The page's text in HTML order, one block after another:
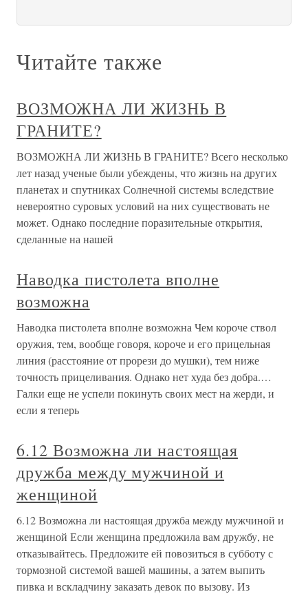
Читайте также
ВОЗМОЖНА ЛИ ЖИЗНЬ В
ГРАНИТЕ?
ВОЗМОЖНА ЛИ ЖИЗНЬ В ГРАНИТЕ? Всего несколько
лет назад ученые были убеждены, что жизнь на других
планетах и спутниках Солнечной системы вследствие
невероятно суровых условий на них существовать не
может. Однако последние поразительные открытия,
сделанные на нашей
Наводка пистолета вполне
возможна
Наводка пистолета вполне возможна Чем короче ствол
оружия, тем, вообще говоря, короче и его прицельная
линия (расстояние от прорези до мушки), тем ниже
точность прицеливания. Однако нет худа без добра.…
Галки еще не успели покинуть своих мест на жерди, и
если я теперь
6.12 Возможна ли настоящая
дружба между мужчиной и
женщиной
6.12 Возможна ли настоящая дружба между мужчиной и
женщиной Если женщина предложила вам дружбу, не
отказывайтесь. Предложите ей повозиться в субботу с
тормозной системой вашей машины, а затем выпить
пивка и вскладчину заказать девок по вызову. Из